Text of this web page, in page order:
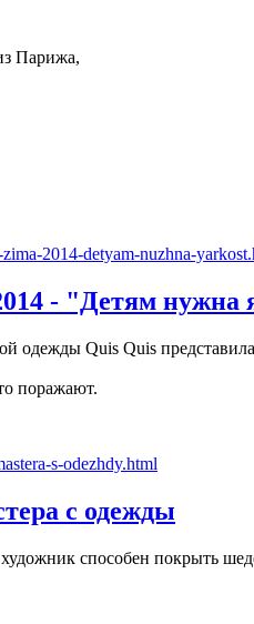
Парижа,
- "Детям нужна
одежды Quis Quis
поражают.
с одежды
способен покрыть